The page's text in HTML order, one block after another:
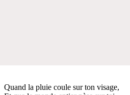
Quand la pluie coule sur ton visage,